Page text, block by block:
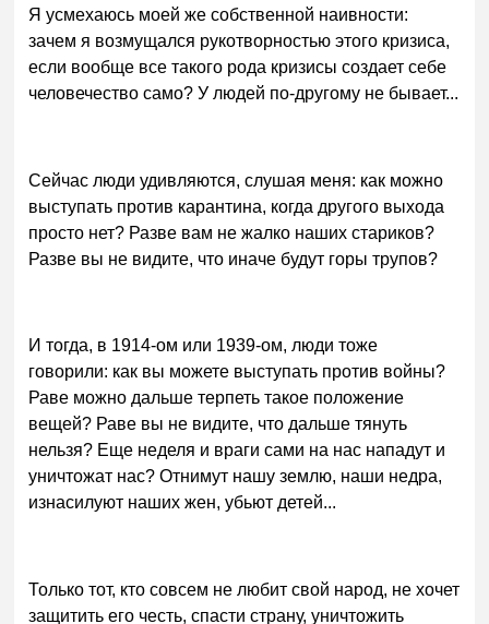
Я усмехаюсь моей же собственной наивности:
зачем я возмущался рукотворностью этого кризиса,
если вообще все такого рода кризисы создает себе
человечество само? У людей по-другому не бывает...
Сейчас люди удивляются, слушая меня: как можно
выступать против карантина, когда другого выхода
просто нет? Разве вам не жалко наших стариков?
Разве вы не видите, что иначе будут горы трупов?
И тогда, в 1914-ом или 1939-ом, люди тоже
говорили: как вы можете выступать против войны?
Раве можно дальше терпеть такое положение
вещей? Раве вы не видите, что дальше тянуть
нельзя? Еще неделя и враги сами на нас нападут и
уничтожат нас? Отнимут нашу землю, наши недра,
изнасилуют наших жен, убьют детей...
Только тот, кто совсем не любит свой народ, не хочет
защитить его честь, спасти страну, уничтожить